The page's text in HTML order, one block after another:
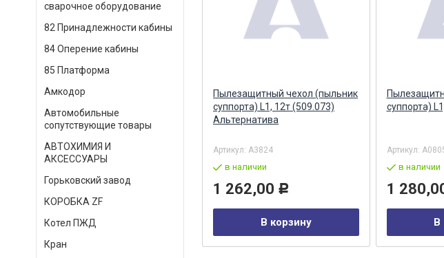
сварочное оборудование
82 Принадлежности кабины
84 Оперение кабины
85 Платформа
Амкодор
Автомобильные
сопутствующие товары
АВТОХИМИЯ И
АКСЕССУАРЫ
Горьковский завод
КОРОБКА ZF
Котел ПЖД
Кран
Чехол на сиденья Кама (3
высок.) синий (гобелен, сетка)
КАЧЕСТВО ООО г. Нижний
Новгород
под заказ
1 697,00
В корзину
Пылезащитный чехол (пыльник
суппорта) L1, 12т (509.073)
Альтернатива
Артикул: А3824
в наличии
1 262,00 Р
В корзину
суппорта)
Артикул:
в наличии
1
В